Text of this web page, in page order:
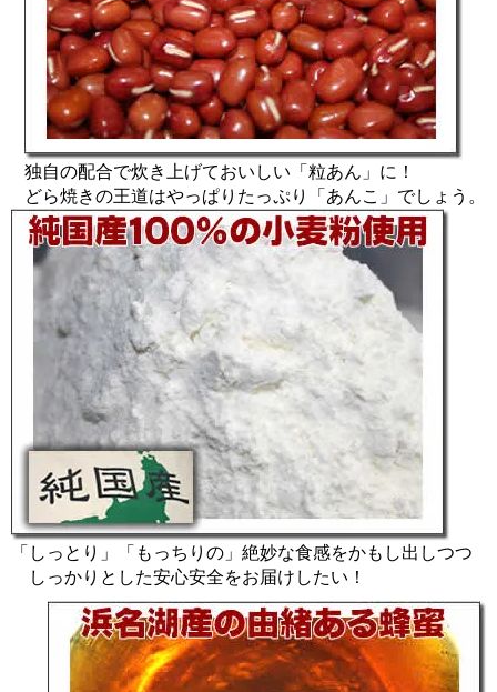
独自の配合で炊き上げておいしい「粒あん」に！
どら焼きの王道はやっぱりたっぷり「あんこ」でしょう。
「しっとり」「もっちりの」絶妙な食感をかもし出しつつ
しっかりとした安心安全をお届けしたい！